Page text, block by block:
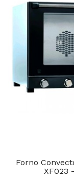
Forno
XF023